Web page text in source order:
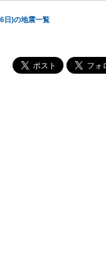
日)の地震一覧